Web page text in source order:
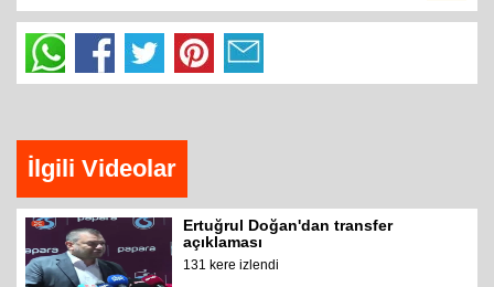
İlgili Videolar
Ertuğrul Doğan'dan transfer
açıklaması
131 kere izlendi